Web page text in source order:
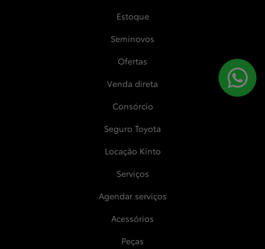
Estoque
Seminovos
Ofertas
Venda direta
Consórcio
Seguro Toyota
Locação Kinto
Serviços
Agendar serviços
Acessórios
Peças